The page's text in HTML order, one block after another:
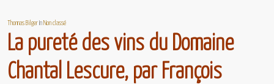
Thomas Bilger InNon classé
La pureté des vins du Domaine
Chantal Lescure, par François